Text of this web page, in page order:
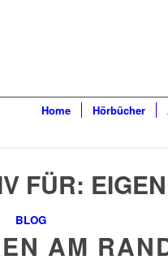
Home Hörbücher
FÜR:
BLOG
AM